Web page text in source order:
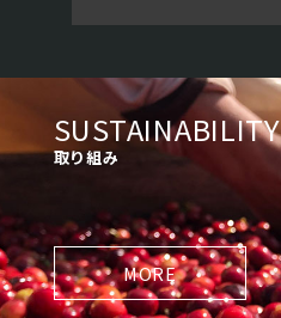
SUSTAINABILITY
取り組み
MORE